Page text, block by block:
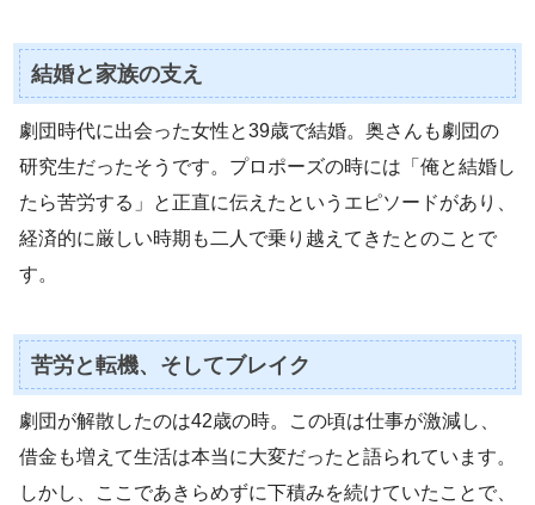
結婚と家族の支え
劇団時代に出会った女性と39歳で結婚。奥さんも劇団の
研究生だったそうです。プロポーズの時には「俺と結婚し
たら苦労する」と正直に伝えたというエピソードがあり、
経済的に厳しい時期も二人で乗り越えてきたとのことで
す。
苦労と転機、そしてブレイク
劇団が解散したのは42歳の時。この頃は仕事が激減し、
借金も増えて生活は本当に大変だったと語られています。
しかし、ここであきらめずに下積みを続けていたことで、